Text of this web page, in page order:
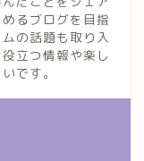
るブログを目指
の話題も取り入
立つ情報や楽し
です。